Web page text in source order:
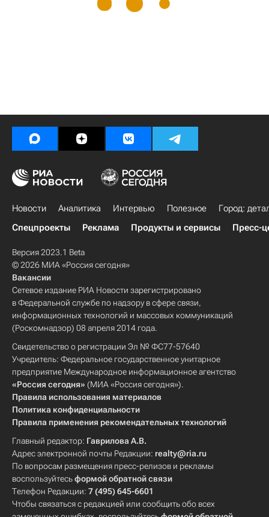
Новости Аналитика Интервью Полезное
Город:
Спецпроекты
Реклама Продукты и сервисы Пресс-
Версия 2023.1 Beta
© 2026 МИА «Россия сегодня»
Вакансии
Сетевое издание РИА Новости зарегистрировано
в Федеральной службе по надзору в сфере связи,
информационных технологий и массовых коммуникаций
(Роскомнадзор) 08 апреля 2014 года.
Свидетельство о регистрации Эл № ФС77-57640
Учредитель: Федеральное государственное унитарное
предприятие Международное информационное агентство
«Россия сегодня» (МИА «Россия сегодня»).
Правила использования материалов
Политика конфиденциальности
Правила применения рекомендательных технологий
Главный редактор: Гаврилова А.В.
Адрес электронной почты Редакции: realty@ria.ru
По вопросам размещения пресс-релизов и рекламы
воспользуйтесьформой обратной связи
Телефон Редакции: 7 (495) 645-6601
Чтобы связаться с редакцией или сообщить обо всех